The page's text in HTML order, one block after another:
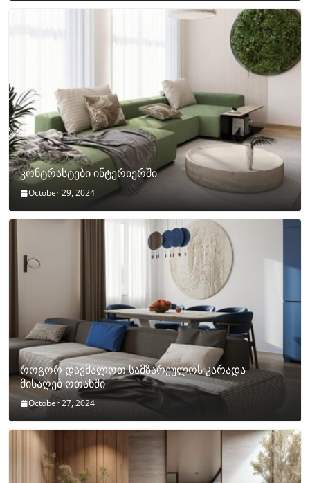
კონტრასტები ინტერიერში
October 29, 2024
როგორ დავმალოთ სამზარეულოს კარადა
მისაღებ ოთახში
October 27, 2024